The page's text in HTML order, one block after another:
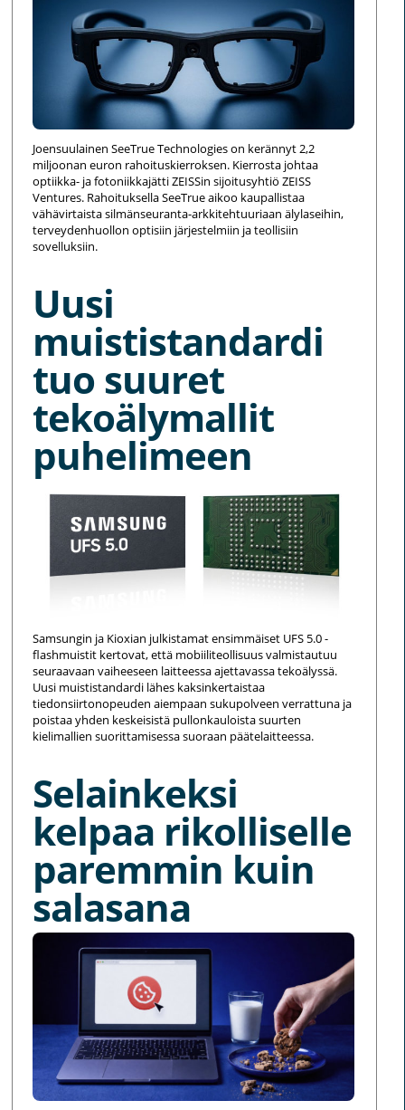
Joensuulainen SeeTrue Technologies on kerännyt 2,2
miljoonan euron rahoituskierroksen. Kierrosta johtaa
optiikka- ja fotoniikkajätti ZEISSin sijoitusyhtiö ZEISS
Ventures. Rahoituksella SeeTrue aikoo kaupallistaa
vähävirtaista silmänseuranta-arkkitehtuuriaan älylaseihin,
terveydenhuollon optisiin järjestelmiin ja teollisiin
sovelluksiin.
Uusi
muististandardi
tuo suuret
tekoälymallit
puhelimeen
Samsungin ja Kioxian julkistamat ensimmäiset UFS 5.0 -
flashmuistit kertovat, että mobiiliteollisuus valmistautuu
seuraavaan vaiheeseen laitteessa ajettavassa tekoälyssä.
Uusi muististandardi lähes kaksinkertaistaa
tiedonsiirtonopeuden aiempaan sukupolveen verrattuna ja
poistaa yhden keskeisistä pullonkauloista suurten
kielimallien suorittamisessa suoraan päätelaitteessa.
Selainkeksi
kelpaa rikolliselle
paremmin kuin
salasana